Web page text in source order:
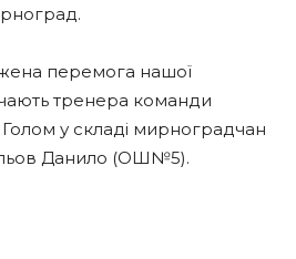
перемога нашої
тренера команди
у складі мирноградчан
Данило (ОШ№5).